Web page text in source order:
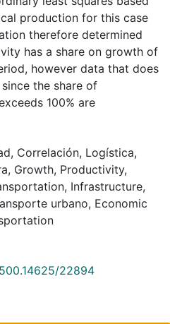
production for this case
therefore determined
has a share on growth of
however data that does
the share of
100% are
, Correlación, Logística,
, Growth, Productivity,
, Infrastructure,
urbano, Economic
22894